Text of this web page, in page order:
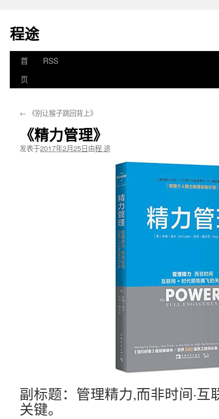
程途
跳
文
首
页
RSS
← 《别让猴子跳回背上》
《精力管理》
发表于2017年2月25日由程 途
副标题：管理精力,而非时间·
关键。